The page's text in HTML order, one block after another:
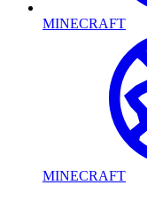
MINECRAFT
MINECRAFT